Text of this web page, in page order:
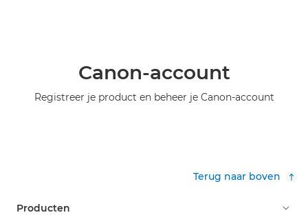
Canon-account
Registreer je product en beheer je Canon-account
Terug naar boven
Producten